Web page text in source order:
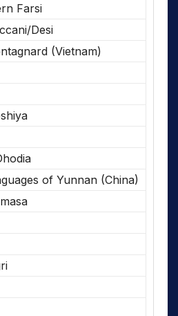
Farsi
Desi
(Vietnam)
of Yunnan (China)